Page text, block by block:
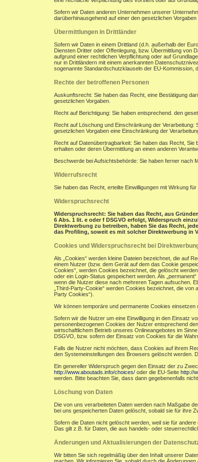
Sofern wir Daten anderen Unternehmen unserer
darüberhinausgehend auf einer den gesetzlichen
Übermittlungen in Drittländer
Sofern wir Daten in einem Drittland (d.h. außerhalb der
Diensten Dritter oder Offenlegung, bzw. Übermittlung von
aufgrund einer rechtlichen Verpflichtung oder auf
nur in Drittländern mit einem anerkannten
sogenannte Standardschutzklauseln der EU-Kommission,
Rechte der betroffenen Personen
Auskunftsrecht: Sie haben das Recht, eine Bestätigung
gesetzlichen Vorgaben.
Recht auf Berichtigung: Sie haben entsprechend. den
Recht auf Löschung und Einschränkung der
gesetzlichen Vorgaben eine Einschränkung der
Recht auf Datenübertragbarkeit: Sie haben das Recht,
erhalten oder deren Übermittlung an einen anderen
Beschwerde bei Aufsichtsbehörde: Sie haben ferner nach
Widerrufsrecht
Sie haben das Recht, erteilte Einwilligungen mit Wirkung
Widerspruchsrecht
Widerspruchsrecht: Sie haben das Recht, aus
6 Abs. 1 lit. e oder f DSGVO erfolgt, Widerspruch
Direktwerbung zu betreiben, haben Sie das Recht,
das Profiling, soweit es mit solcher Direktwerbung in
Cookies und Widerspruchsrecht bei
Als „Cookies“ werden kleine Dateien bezeichnet, die auf
einem Nutzer (bzw. dem Gerät auf dem das Cookie
Cookies“, werden Cookies bezeichnet, die gelöscht
oder ein Login-Status gespeichert werden. Als
wenn die Nutzer diese nach mehreren Tagen aufsuchen.
„Third-Party-Cookie“ werden Cookies bezeichnet, die
Party Cookies“).
Wir können temporäre und permanente Cookies
Sofern wir die Nutzer um eine Einwilligung in den Einsatz
personenbezogenen Cookies der Nutzer entsprechend
wirtschaftlichem Betrieb unseres Onlineangebotes im
DSGVO, bzw. sofern der Einsatz von Cookies für die
Falls die Nutzer nicht möchten, dass Cookies auf ihrem
den Systemeinstellungen des Browsers gelöscht werden.
Ein genereller Widerspruch gegen den Einsatz der zu
http://www.aboutads.info/choices/ oder die EU-Seite http://
werden. Bitte beachten Sie, dass dann gegebenenfalls
Löschung von Daten
Die von uns verarbeiteten Daten werden nach Maßgabe
bei uns gespeicherten Daten gelöscht, sobald sie für ihre
Sofern die Daten nicht gelöscht werden, weil sie für
Das gilt z.B. für Daten, die aus handels- oder
Änderungen und Aktualisierungen der
Wir bitten Sie sich regelmäßig über den Inhalt unserer